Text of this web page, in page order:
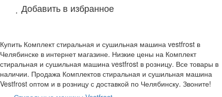
Добавить в избранное
Купить Комплект стиральная и сушильная машина vestfrost в
Челябинске в интернет магазине. Низкие цены на Комплект
стиральная и сушильная машина vestfrost в розницу. Все товары в
наличии. Продажа Комплектов стиральная и сушильная машина
Vestfrost оптом и в розницу с доставкой по Челябинску. Звоните!